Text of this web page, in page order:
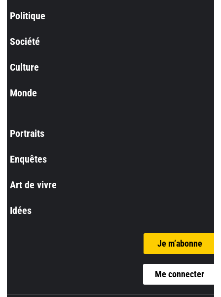
Politique
Société
Culture
Monde
Portraits
Enquêtes
Art de vivre
Idées
Je m’abonne
Me connecter